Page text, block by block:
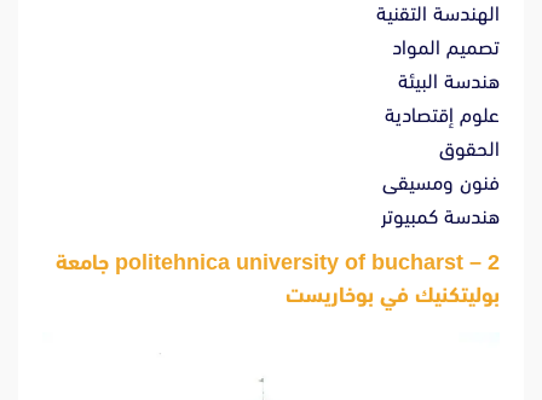
الهندسة التقنية
تصميم المواد
هندسة البيئة
علوم إقتصادية
الحقوق
فنون ومسيقى
هندسة كمبيوتر
2 – politehnica university of bucharst جامعة
بوليتكنيك في بوخاريست